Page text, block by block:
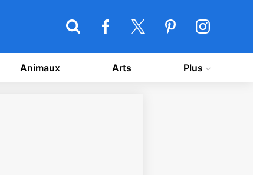
Animaux Arts Plus